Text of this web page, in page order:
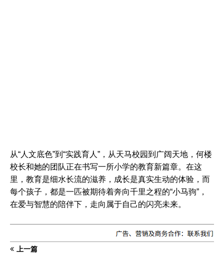
从“人文底色”到“实践育人”，从天马校园到广阔天地，何楼
校长和她的团队正在书写一所小学的教育新篇章。在这
里，教育是细水长流的滋养，成长是真实生动的体验，而
每个孩子，都是一匹被期待着奔向千里之程的“小马驹”，
在爱与智慧的陪伴下，走向属于自己的闪亮未来。
上一篇